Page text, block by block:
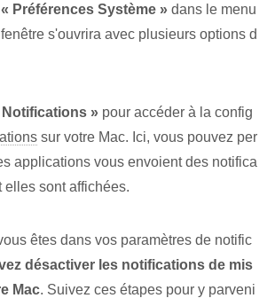
Préférences Système » dans le menu
s'ouvrira avec plusieurs options d
» pour accéder à la config
sur votre Mac. Ici‍, vous pouvez per
applications vous envoient des notifica
elles sont affichées.
êtes dans vos paramètres de notific
désactiver les notifications de mis
Mac. Suivez ces étapes pour y parveni